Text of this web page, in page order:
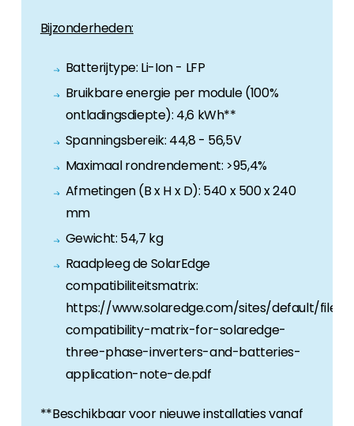
Bijzonderheden:
Batterijtype: Li-Ion - LFP
Bruikbare energie per module (100%
ontladingsdiepte): 4,6 kWh**
Spanningsbereik: 44,8 - 56,5V
Maximaal rondrendement: >95,4%
Afmetingen (B x H x D): 540 x 500 x 240
mm
Gewicht: 54,7 kg
Raadpleeg de SolarEdge
compatibiliteitsmatrix:
https://www.solaredge.com/sites/default/files/
compatibility-matrix-for-solaredge-
three-phase-inverters-and-batteries-
application-note-de.pdf
**Beschikbaar voor nieuwe installaties vanaf